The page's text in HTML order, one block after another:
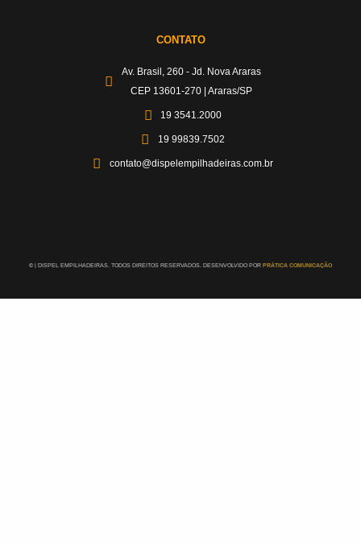
CONTATO
Av. Brasil, 260 - Jd. Nova Araras
CEP 13601-270 | Araras/SP
19 3541.2000
19 99839.7502
contato@dispelempilhadeiras.com.br
© | DISPEL EMPILHADEIRAS. TODOS DIREITOS RESERVADOS. DESENVOLVIDO POR PRÁTICA COMUNICAÇÃO